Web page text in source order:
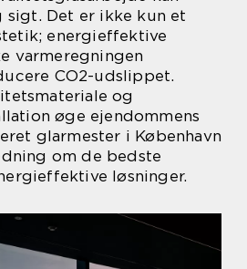
sigt. Det er ikke kun et
energieffektive
varmeregningen
CO2-udslippet.
og
øge ejendommens
glarmester i København
om de bedste
løsninger.